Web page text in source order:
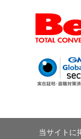
当サイトに